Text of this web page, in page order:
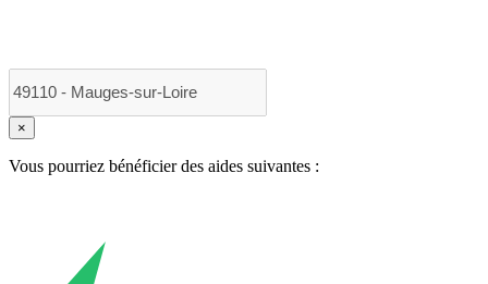
×
Vous pourriez bénéficier des aides suivantes :